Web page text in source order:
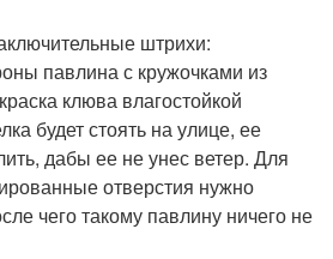
штрихи:
павлина с кружочками из
клюва влагостойкой
будет стоять на улице, ее
дабы ее не унес ветер. Для
отверстия нужно
чего такому павлину ничего не